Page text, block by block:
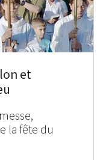
et
la fête du